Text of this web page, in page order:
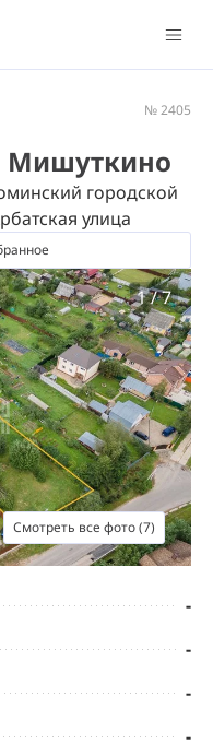
№ 2405
Мишуткино
городской
улица
1/7
Смотреть все фото (7)
-
-
-
-